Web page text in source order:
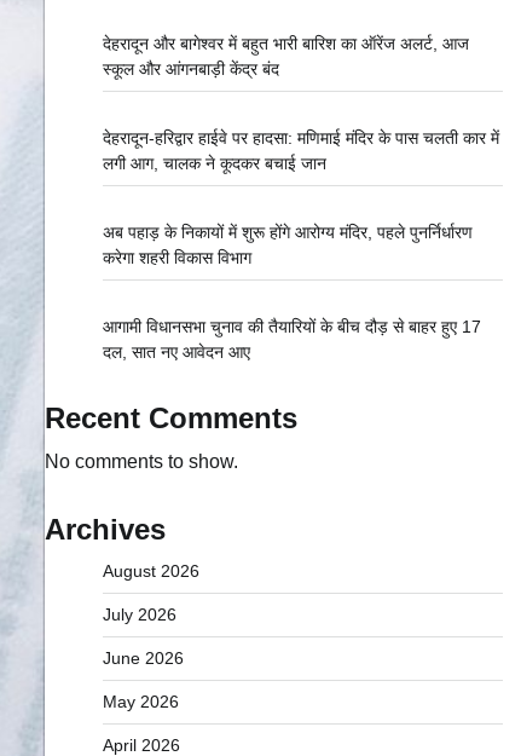
देहरादून और बागेश्वर में बहुत भारी बारिश का ऑरेंज अलर्ट, आज
स्कूल और आंगनबाड़ी केंद्र बंद
देहरादून-हरिद्वार हाईवे पर हादसा: मणिमाई मंदिर के पास चलती कार में
लगी आग, चालक ने कूदकर बचाई जान
अब पहाड़ के निकायों में शुरू होंगे आरोग्य मंदिर, पहले पुनर्निर्धारण
करेगा शहरी विकास विभाग
आगामी विधानसभा चुनाव की तैयारियों के बीच दौड़ से बाहर हुए 17
दल, सात नए आवेदन आए
Recent Comments
No comments to show.
Archives
August 2026
July 2026
June 2026
May 2026
April 2026